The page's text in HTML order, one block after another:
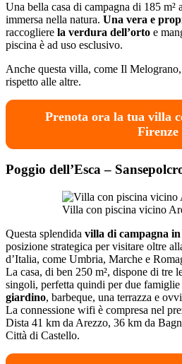
Una bella casa di campagna di 185
immersa nella natura. Una vera e
raccogliere la verdura dell’orto e
piscina è ad uso esclusivo.
Anche questa villa, come Il
rispetto alle altre.
Prenota ora la tua villa
Firenze
Poggio dell’Esca –
Villa con piscina vicino
Questa splendida villa di campagna
posizione strategica per visitare oltre
d’Italia, come Umbria, Marche e
La casa, di ben 250 m², dispone di tre
singoli, perfetta quindi per due
giardino, barbeque, una terrazza e
La connessione wifi è compresa nel
Dista 41 km da Arezzo, 36 km da
Città di Castello.